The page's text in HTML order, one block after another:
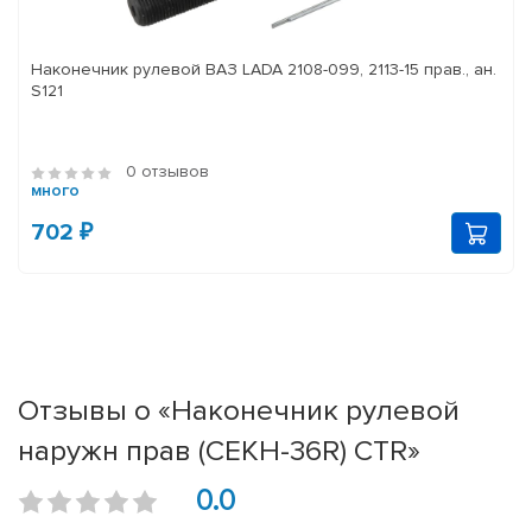
Наконечник рулевой ВАЗ LADA 2108-099, 2113-15 прав., ан.
S121
0 отзывов
много
702 ₽
Отзывы о «Наконечник рулевой
наружн прав (CEKH-36R) CTR»
0.0